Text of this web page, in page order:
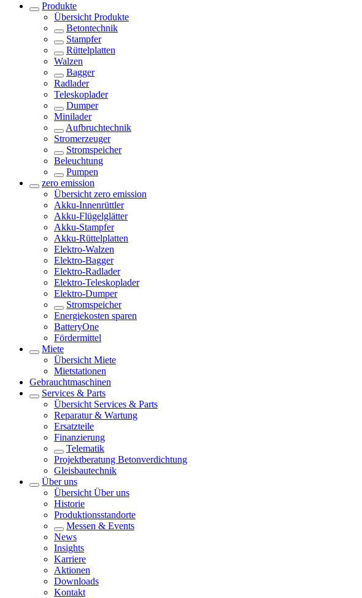
Produkte
Übersicht Produkte
Betontechnik
Stampfer
Rüttelplatten
Walzen
Bagger
Radlader
Teleskoplader
Dumper
Minilader
Aufbruchtechnik
Stromerzeuger
Stromspeicher
Beleuchtung
Pumpen
zero emission
Übersicht zero emission
Akku-Innenrüttler
Akku-Flügelglätter
Akku-Stampfer
Akku-Rüttelplatten
Elektro-Walzen
Elektro-Bagger
Elektro-Radlader
Elektro-Teleskoplader
Elektro-Dumper
Stromspeicher
Energiekosten sparen
BatteryOne
Fördermittel
Miete
Übersicht Miete
Mietstationen
Gebrauchtmaschinen
Services & Parts
Übersicht Services & Parts
Reparatur & Wartung
Ersatzteile
Finanzierung
Telematik
Projektberatung Betonverdichtung
Gleisbautechnik
Über uns
Übersicht Über uns
Historie
Produktionsstandorte
Messen & Events
News
Insights
Karriere
Aktionen
Downloads
Kontakt